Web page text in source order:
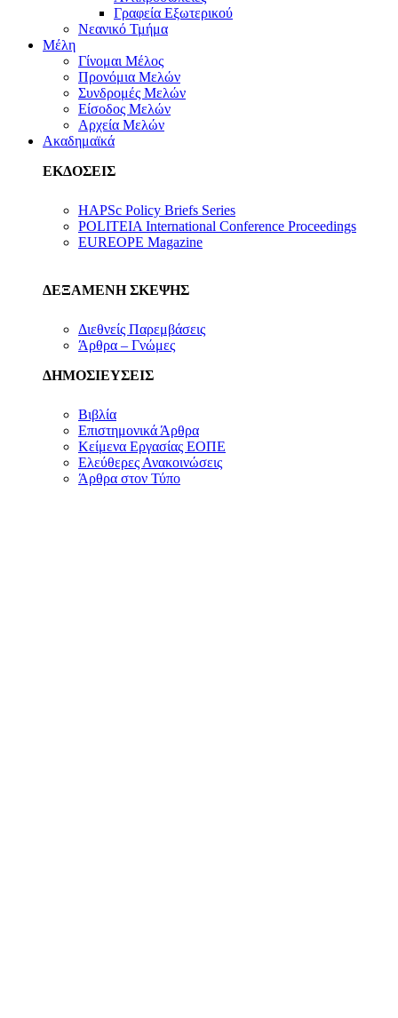
Γραφεία Εξωτερικού
Νεανικό Τμήμα
Μέλη
Γίνομαι Μέλος
Προνόμια Μελών
Συνδρομές Μελών
Είσοδος Μελών
Αρχεία Μελών
Ακαδημαϊκά
ΕΚΔΟΣΕΙΣ
HAPSc Policy Briefs Series
POLITEIA International Conference Proceedings
EUREOPE Magazine
ΔΕΞΑΜΕΝΗ ΣΚΕΨΗΣ
Διεθνείς Παρεμβάσεις
Άρθρα – Γνώμες
ΔΗΜΟΣΙΕΥΣΕΙΣ
Βιβλία
Επιστημονικά Άρθρα
Κείμενα Εργασίας ΕΟΠΕ
Ελεύθερες Ανακοινώσεις
Άρθρα στον Τύπο